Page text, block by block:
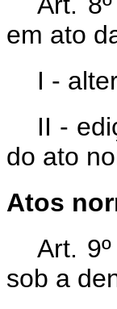
em ato
I -
II -
do ato
Atos
Art.
sob a